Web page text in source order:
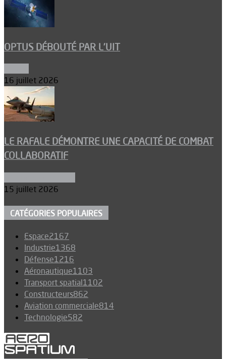
OPTUS DÉBOUTÉ PAR L’UIT
16 juillet 2026
LE RAFALE DÉMONTRE UNE CAPACITÉ DE COMBAT
COLLABORATIF
15 juillet 2026
CATÉGORIES POPULAIRES
Espace2167
Industrie1368
Défense1216
Aéronautique1103
Transport spatial1102
Constructeurs862
Aviation commerciale814
Technologie582